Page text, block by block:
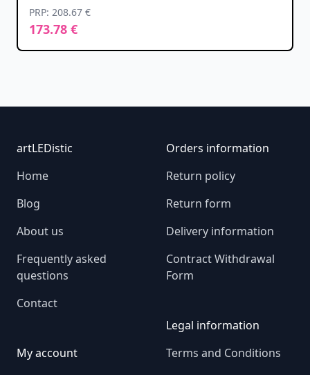
PRP: 208.67 €
173.78 €
Footer
artLEDistic
Home
Blog
About us
Frequently asked
questions
Contact
My account
Orders information
Return policy
Return form
Delivery information
Contract Withdrawal
Form
Legal information
Terms and Conditions